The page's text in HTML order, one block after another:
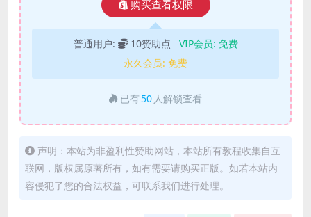
购买查看权限
普通用户: 10赞助点 VIP会员: 免费
永久会员: 免费
已有 50 人解锁查看
声明：本站为非盈利性赞助网站，本站所有教程收集自互
联网，版权属原著所有，如有需要请购买正版。如若本站内
容侵犯了您的合法权益，可联系我们进行处理。